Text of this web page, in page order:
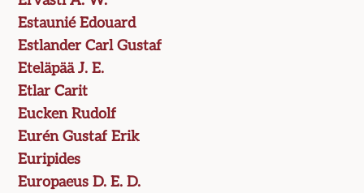
Estaunié Edouard
Estlander Carl Gustaf
Eteläpää J. E.
Etlar Carit
Eucken Rudolf
Eurén Gustaf Erik
Euripides
Europaeus D. E. D.